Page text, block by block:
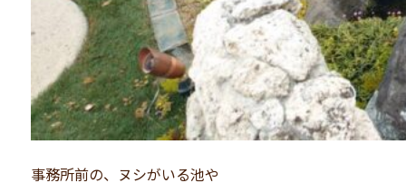
事務所前の、ヌシがいる池や